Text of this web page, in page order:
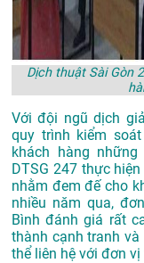
Dịch thuật Sài Gòn
Với đội ngũ dịch
quy trình kiểm
khách hàng
DTSG 247 thực
nhằm đem đế cho
nhiều năm qua,
Bình đánh giá rất
thành cạnh tranh
thể liên hệ với đơn